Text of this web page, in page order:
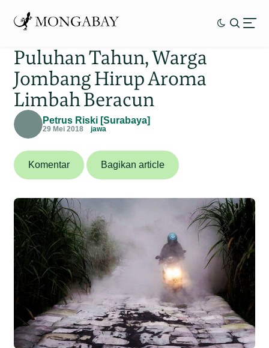
Puluhan Tahun, Warga
Jombang Hirup Aroma
Limbah Beracun
Petrus Riski [Surabaya]
29 Mei 2018 jawa
Komentar Bagikan article